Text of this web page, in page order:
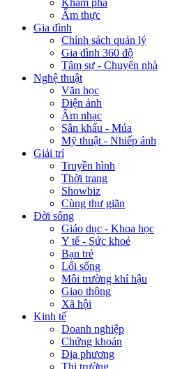
Khám phá
Ẩm thực
Gia đình
Chính sách quản lý
Gia đình 360 độ
Tâm sự - Chuyện nhà
Nghệ thuật
Văn học
Điện ảnh
Âm nhạc
Sân khấu - Múa
Mỹ thuật - Nhiếp ảnh
Giải trí
Truyền hình
Thời trang
Showbiz
Cùng thư giãn
Đời sống
Giáo dục - Khoa học
Y tế - Sức khoẻ
Bạn trẻ
Lối sống
Môi trường khí hậu
Giao thông
Xã hội
Kinh tế
Doanh nghiệp
Chứng khoán
Địa phương
Thị trường